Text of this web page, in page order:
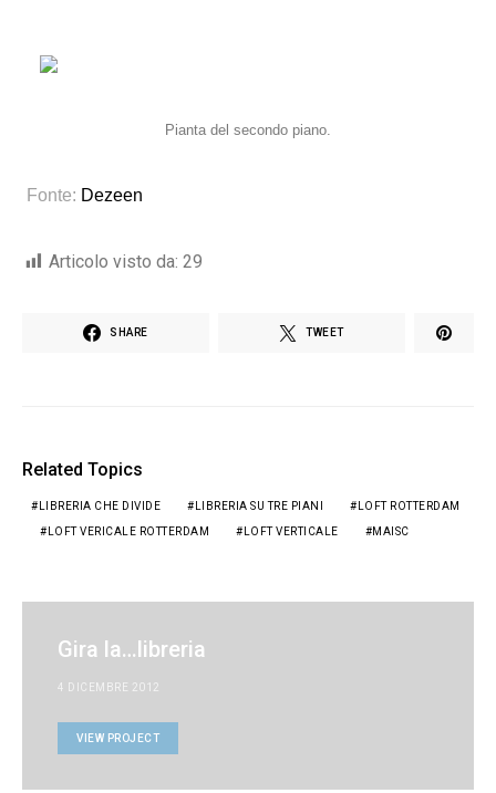
Pianta del secondo piano.
Fonte: Dezeen
Articolo visto da: 29
SHARE TWEET
Related Topics
LIBRERIA CHE DIVIDE LIBRERIA SU TRE PIANI LOFT ROTTERDAM
LOFT VERICALE ROTTERDAM LOFT VERTICALE MAISC
Gira la…libreria
4 DICEMBRE 2012
VIEW PROJECT